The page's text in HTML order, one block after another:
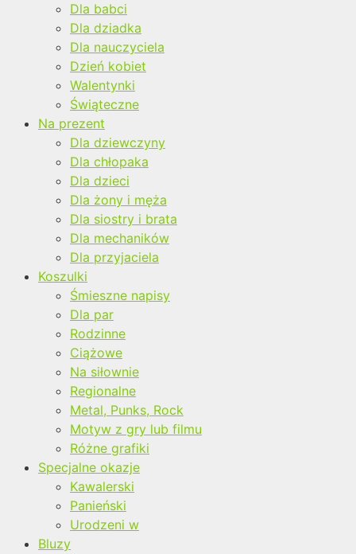
Dla babci
Dla dziadka
Dla nauczyciela
Dzień kobiet
Walentynki
Świąteczne
Na prezent
Dla dziewczyny
Dla chłopaka
Dla dzieci
Dla żony i męża
Dla siostry i brata
Dla mechaników
Dla przyjaciela
Koszulki
Śmieszne napisy
Dla par
Rodzinne
Ciążowe
Na siłownie
Regionalne
Metal, Punks, Rock
Motyw z gry lub filmu
Różne grafiki
Specjalne okazje
Kawalerski
Panieński
Urodzeni w
Bluzy